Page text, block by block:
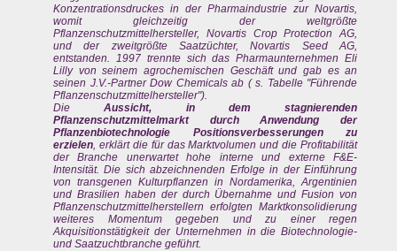
Konzentrationsdruckes in der Pharmaindustrie zur Novartis,
womit gleichzeitig der weltgrößte
Pflanzenschutzmittelhersteller, Novartis Crop Protection AG,
und der zweitgrößte Saatzüchter, Novartis Seed AG,
entstanden. 1997 trennte sich das Pharmaunternehmen Eli
Lilly von seinem agrochemischen Geschäft und gab es an
seinen J.V.-Partner Dow Chemicals ab ( s. Tabelle "Führende
Pflanzenschutzmittelhersteller").
DieAussicht, in dem stagnierenden
Pflanzenschutzmittelmarkt durch Anwendung der
Pflanzenbiotechnologie Positionsverbesserungen zu
erzielen, erklärt die für das Marktvolumen und die Profitabilität
der Branche unerwartet hohe interne und externe F&E-
Intensität. Die sich abzeichnenden Erfolge in der Einführung
von transgenen Kulturpflanzen in Nordamerika, Argentinien
und Brasilien haben der durch Übernahme und Fusion von
Pflanzenschutzmittelherstellern erfolgten Marktkonsolidierung
weiteres Momentum gegeben und zu einer regen
Akquisitionstätigkeit der Unternehmen in die Biotechnologie-
und Saatzuchtbranche geführt.